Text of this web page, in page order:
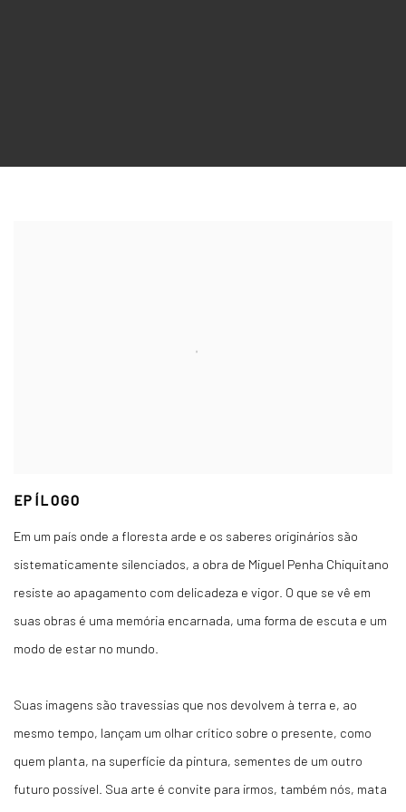
EPÍLOGO
Em um país onde a floresta arde e os saberes originários são
sistematicamente silenciados, a obra de Miguel Penha Chiquitano
resiste ao apagamento com delicadeza e vigor. O que se vê em
suas obras é uma memória encarnada, uma forma de escuta e um
modo de estar no mundo.
Suas imagens são travessias que nos devolvem à terra e, ao
mesmo tempo, lançam um olhar crítico sobre o presente, como
quem planta, na superfície da pintura, sementes de um outro
futuro possível. Sua arte é convite para irmos, também nós, mata